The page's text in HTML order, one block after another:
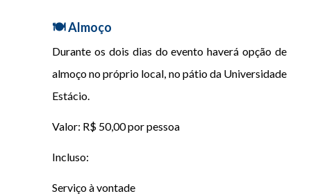
🍽️ Almoço
Durante os dois dias do evento haverá opção de
almoço no próprio local, no pátio da Universidade
Estácio.
Valor: R$ 50,00 por pessoa
Incluso:
Serviço à vontade